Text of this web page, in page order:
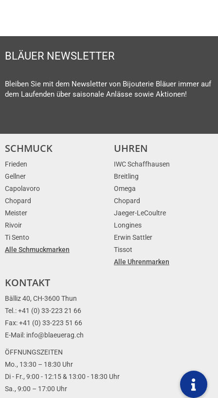
BLÄUER NEWSLETTER
Bleiben Sie mit dem Newsletter von Bijouterie Bläuer immer auf
dem Laufenden über saisonale Anlässe sowie Aktionen!
SCHMUCK
Frieden
Gellner
Capolavoro
Chopard
Meister
Rivoir
Ti Sento
Alle Schmuckmarken
UHREN
IWC Schaffhausen
Breitling
Omega
Chopard
Jaeger-LeCoultre
Longines
Erwin Sattler
Tissot
Alle Uhrenmarken
KONTAKT
Bälliz 40, CH-3600 Thun
Tel.: +41 (0) 33-223 21 66
Fax: +41 (0) 33-223 51 66
E-Mail: info@blaeuerag.ch
ÖFFNUNGSZEITEN
Mo., 13:30 – 18:30 Uhr
Di - Fr., 9:00 - 12:15 & 13:00 - 18:30 Uhr
Sa., 9:00 – 17:00 Uhr